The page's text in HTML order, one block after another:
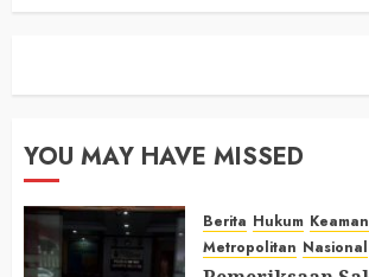
YOU MAY HAVE MISSED
Berita Hukum
Metropolitan Nasional